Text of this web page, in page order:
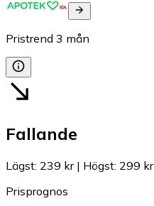
Pristrend 3 mån
Fallande
Lägst: 239 kr| Högst: 299 kr
Prisprognos